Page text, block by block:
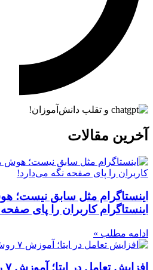
آخرین مقالات
اینستاگرام مثل سابق نیست؛
اینستاگرام کاربران را پای
ادامه مطلب »